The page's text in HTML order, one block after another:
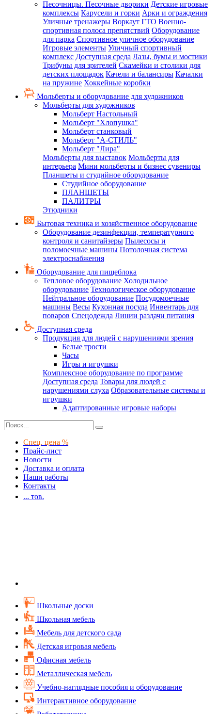
Песочницы. Песочные дворики Детские игровые
комплексы Карусели и горки Арки и ограждения
Уличные тренажеры Воркаут ГТО Военно-
спортивная полоса препятствий Оборудование
для парка Спортивное уличное оборудование
Игровые элементы Уличный спортивный
комплекс Доступная среда Лазы, бумы и мостики
Трибуны для зрителей Скамейки и столики для
детских площадок Качели и балансиры Качалки
на пружине Хоккейные коробки
Мольберты и оборудование для художников
Мольберты для художников
Мольберт Настольный
Мольберт "Хлопушка"
Мольберт станковый
Мольберт "А-СТИЛЬ"
Мольберт "Лира"
Мольберты для выставок Мольберты для
интерьера Мини мольберты и бизнес сувениры
Планшеты и студийное оборудование
Студийное оборудование
ПЛАНШЕТЫ
ПАЛИТРЫ
Этюдники
Бытовая техника и хозяйственное оборудование
Оборудование дезинфекции, температурного
контроля и санитайзеры Пылесосы и
поломоечные машины Потолочная система
электроснабжения
Оборудование для пищеблока
Тепловое оборудование Холодильное
оборудование Технологическое оборудование
Нейтральное оборудование Посудомоечные
машины Весы Кухонная посуда Инвентарь для
поваров Спецодежда Линии раздачи питания
Доступная среда
Продукция для людей с нарушениями зрения
Белые трости
Часы
Игры и игрушки
Комплексное оборудование по программе
Доступная среда Товары для людей с
нарушениями слуха Образовательные системы и
игрушки
Адаптированные игровые наборы
Спец. цена %
Прайс-лист
Новости
Доставка и оплата
Наши работы
Контакты
... тов.
Школьные доски
Школьная мебель
Мебель для детского сада
Детская игровая мебель
Офисная мебель
Металлическая мебель
Учебно-наглядные пособия и оборудование
Интерактивное оборудование